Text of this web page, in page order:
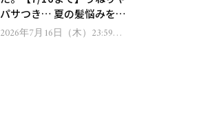
パサつき… 夏の髪悩みを解
消するヘアケアアイテムを
2026年7月16日（木）23:59ま